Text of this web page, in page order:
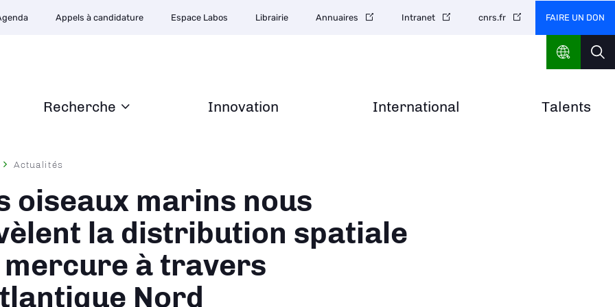
Recherche Innovation International Talents
Appels à candidature Espace Labos Librairie Annuaires Intranet cnrs.fr FAIRE UN DON
Actualités
oiseaux marins nous
la distribution spatiale
mercure à travers
Nord